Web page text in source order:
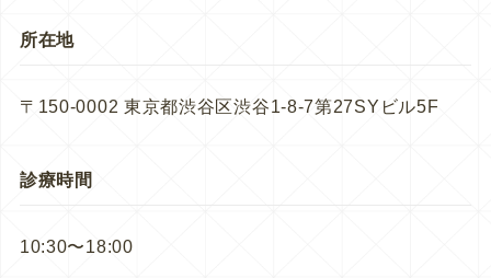
所在地
〒150-0002 東京都渋谷区渋谷1-8-7第27SYビル5F
診療時間
10:30〜18:00